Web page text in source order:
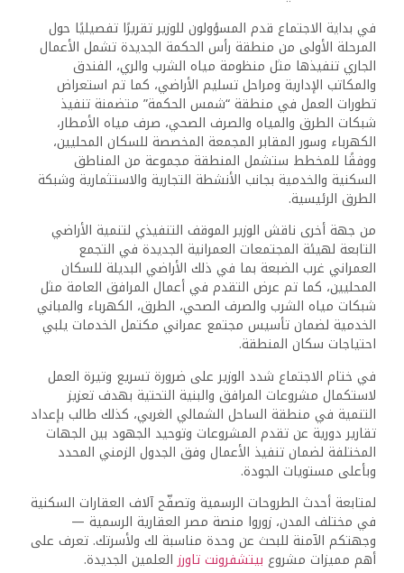
في بداية الاجتماع قدم المسؤولون للوزير تقريرًا تفصيليًا حول
المرحلة الأولى من منطقة رأس الحكمة الجديدة تشمل الأعمال
الجاري تنفيذها مثل منظومة مياه الشرب والري، الفندق
والمكاتب الإدارية ومراحل تسليم الأراضي، كما تم استعراض
تطورات العمل في منطقة “شمس الحكمة” متضمنة تنفيذ
شبكات الطرق والمياه والصرف الصحي، صرف مياه الأمطار،
الكهرباء وسور المقابر المجمعة المخصصة للسكان المحليين،
ووفقًا للمخطط ستشمل المنطقة مجموعة من المناطق
السكنية والخدمية بجانب الأنشطة التجارية والاستثمارية وشبكة
الطرق الرئيسية.
من جهة أخرى ناقش الوزير الموقف التنفيذي لتنمية الأراضي
التابعة لهيئة المجتمعات العمرانية الجديدة في التجمع
العمراني غرب الضبعة بما في ذلك الأراضي البديلة للسكان
المحليين، كما تم عرض التقدم في أعمال المرافق العامة مثل
شبكات مياه الشرب والصرف الصحي، الطرق، الكهرباء والمباني
الخدمية لضمان تأسيس مجتمع عمراني مكتمل الخدمات يلبي
احتياجات سكان المنطقة.
في ختام الاجتماع شدد الوزير على ضرورة تسريع وتيرة العمل
لاستكمال مشروعات المرافق والبنية التحتية بهدف تعزيز
التنمية في منطقة الساحل الشمالي الغربي، كذلك طالب بإعداد
تقارير دورية عن تقدم المشروعات وتوحيد الجهود بين الجهات
المختلفة لضمان تنفيذ الأعمال وفق الجدول الزمني المحدد
وبأعلى مستويات الجودة.
لمتابعة أحدث الطروحات الرسمية وتصفّح آلاف العقارات السكنية
في مختلف المدن، زوروا منصة مصر العقارية الرسمية —
وجهتكم الآمنة للبحث عن وحدة مناسبة لك ولأسرتك. تعرف على
أهم مميزات مشروع بيتشفرونت تاورزالعلمين الجديدة.